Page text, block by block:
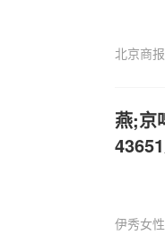
北京商报
燕;京
伊秀女